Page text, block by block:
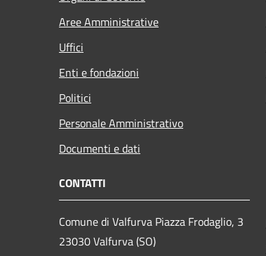
Aree Amministrative
Uffici
Enti e fondazioni
Politici
Personale Amministrativo
Documenti e dati
CONTATTI
Comune di Valfurva Piazza Frodaglio, 3
23030 Valfurva (SO)